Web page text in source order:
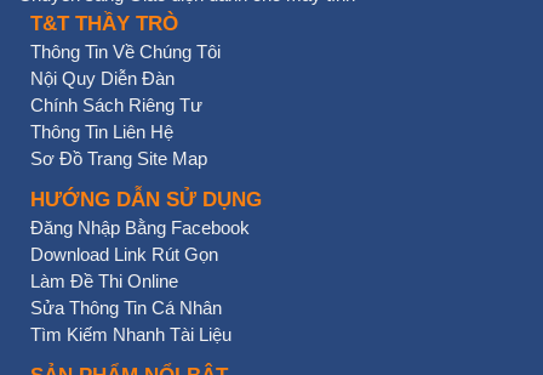
T&T THẦY TRÒ
Thông Tin Về Chúng Tôi
Nội Quy Diễn Đàn
Chính Sách Riêng Tư
Thông Tin Liên Hệ
Sơ Đồ Trang Site Map
HƯỚNG DẪN SỬ DỤNG
Đăng Nhập Bằng Facebook
Download Link Rút Gọn
Làm Đề Thi Online
Sửa Thông Tin Cá Nhân
Tìm Kiếm Nhanh Tài Liệu